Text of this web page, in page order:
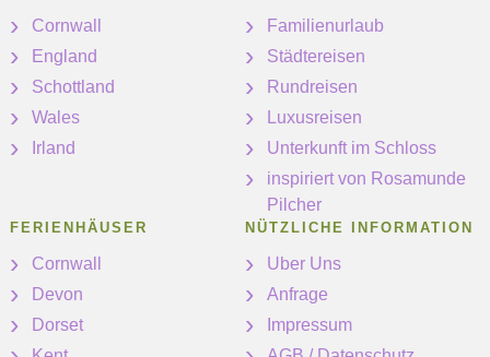
Cornwall
England
Schottland
Wales
Irland
Familienurlaub
Städtereisen
Rundreisen
Luxusreisen
Unterkunft im Schloss
inspiriert von Rosamunde
Pilcher
FERIENHÄUSER
Cornwall
Devon
Dorset
NÜTZLICHE INFORMATION
Uber Uns
Anfrage
Impressum